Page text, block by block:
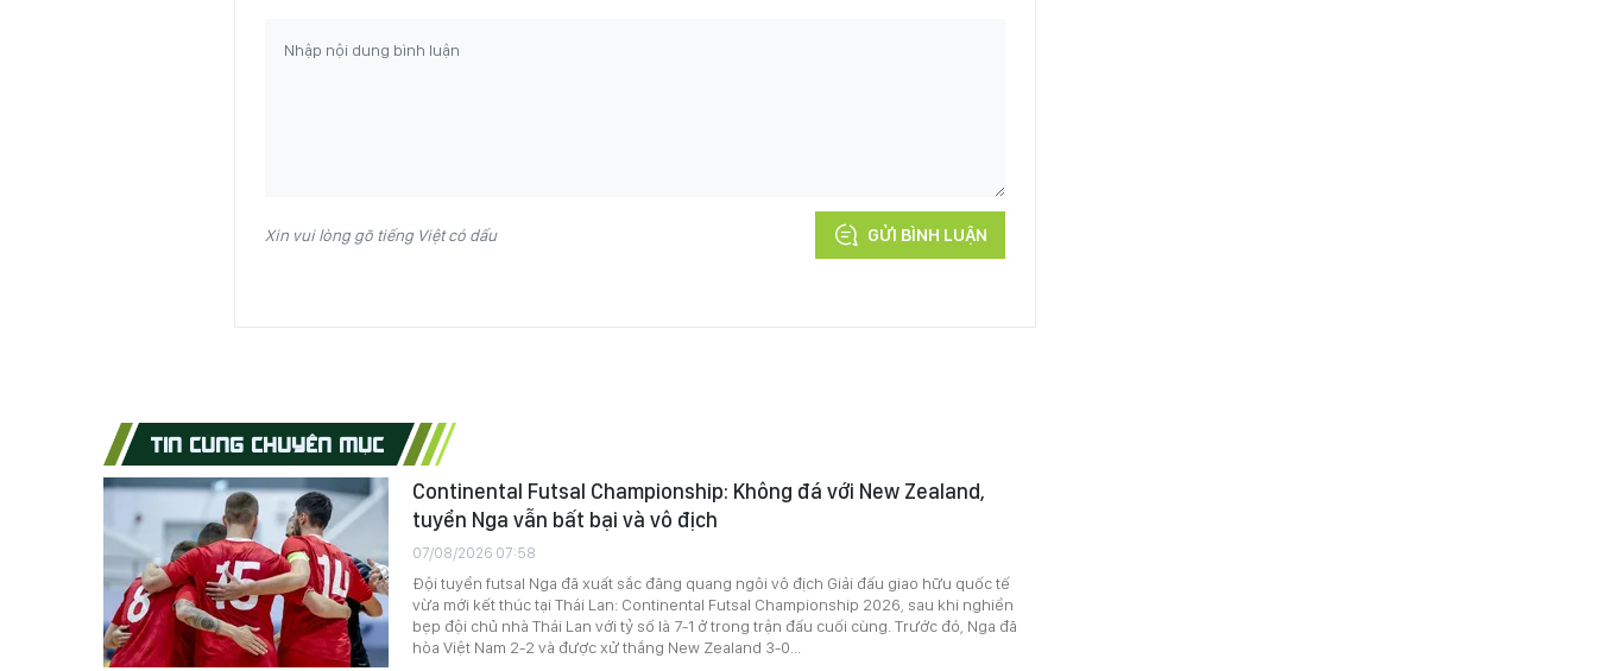
Xin vui lòng gõ tiếng Việt có dấu GỬI BÌNH LUẬN
TIN CÙNG CHUYÊN MỤC
Continental Futsal Championship: Không đá với New Zealand,
tuyển Nga vẫn bất bại và vô địch
07/08/2026 07:58
Đội tuyển futsal Nga đã xuất sắc đăng quang ngôi vô địch Giải đấu giao hữu quốc tế
vừa mới kết thúc tại Thái Lan: Continental Futsal Championship 2026, sau khi nghiền
bẹp đội chủ nhà Thái Lan với tỷ số là 7-1 ở trong trận đấu cuối cùng. Trước đó, Nga đã
hòa Việt Nam 2-2 và được xử thắng New Zealand 3-0...